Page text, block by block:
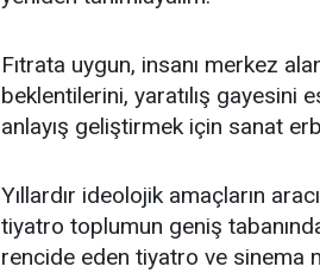
Fıtrata uygun, insanı merkez
beklentilerini, yaratılış gayesini
anlayış geliştirmek için sanat
Yıllardır ideolojik amaçların
tiyatro toplumun geniş
rencide eden tiyatro ve sinema